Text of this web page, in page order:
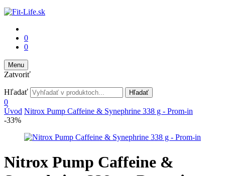
0
0
Menu
Zatvoriť
Hľadať Hľadať
0
Úvod Nitrox Pump Caffeine & Synephrine 338 g - Prom-in
-33%
Nitrox Pump Caffeine &